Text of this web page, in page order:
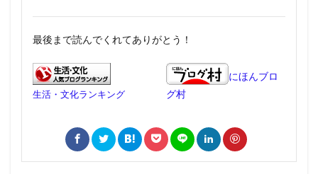
最後まで読んでくれてありがとう！
生活・文化ランキング
にほんブロ
グ村